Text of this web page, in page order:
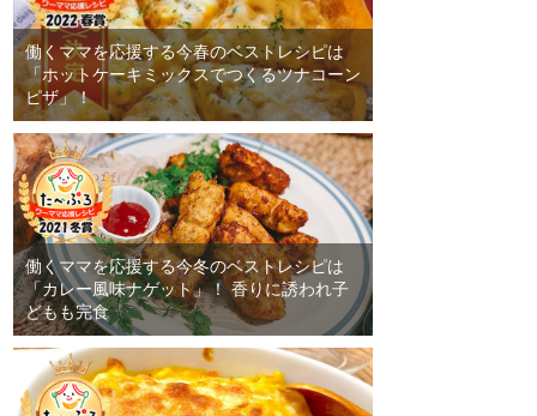
働くママを応援する今春のベストレシピは
「ホットケーキミックスでつくるツナコーン
ピザ」！
働くママを応援する今冬のベストレシピは
「カレー風味ナゲット」！ 香りに誘われ子
どもも完食